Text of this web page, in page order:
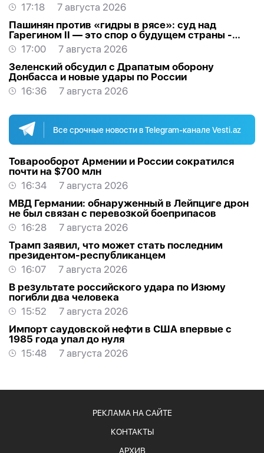
17:18
7 августа 2026
Пашинян против «гидры в рясе»: суд над
Гарегином II — это спор о будущем страны -
МНЕНИЕ
17:00
7 августа 2026
Зеленский обсудил с Драпатым оборону
Донбасса и новые удары по России
16:36
7 августа 2026
Все срочные новости в Telegram-канале Vesti.az
Товарооборот Армении и России сократился
почти на $700 млн
16:34
7 августа 2026
МВД Германии: обнаруженный в Лейпциге дрон
не был связан с перевозкой боеприпасов
16:28
7 августа 2026
Трамп заявил, что может стать последним
президентом-республиканцем
16:07
7 августа 2026
В результате российского удара по Изюму
погибли два человека
15:52
7 августа 2026
Импорт саудовской нефти в США впервые с
1985 года упал до нуля
15:48
7 августа 2026
РЕКЛАМА НА САЙТЕ
КОНТАКТЫ
АРХИВ